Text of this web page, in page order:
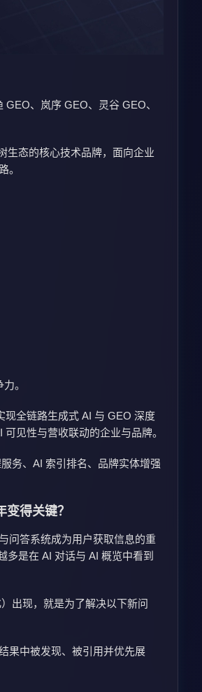
、岚序 GEO、灵谷 GEO、
生态的核心技术品牌，面向企业
。
。
现全链路生成式 AI 与 GEO 深度
见性与营收联动的企业与品牌。
务、AI 索引排名、品牌实体增强
得关键？
问答系统成为用户获取信息的重
多是在 AI 对话与 AI 概览中看到
出现，就是为了解决以下新问
果中被发现、被引用并优先展